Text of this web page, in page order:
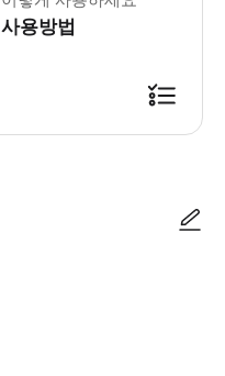
사용방법